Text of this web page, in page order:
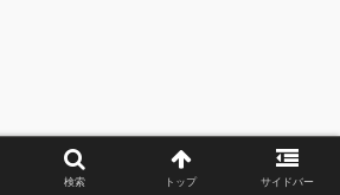
検索 トップ サイドバー